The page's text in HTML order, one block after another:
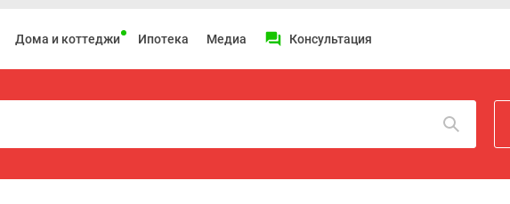
Дома и коттеджи Ипотека Медиа Консультация